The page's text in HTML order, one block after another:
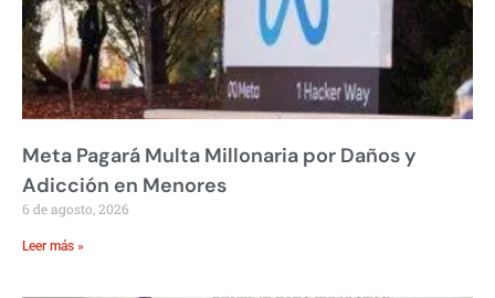
Meta Pagará Multa Millonaria por Daños y
Adicción en Menores
6 de agosto, 2026
Leer más »